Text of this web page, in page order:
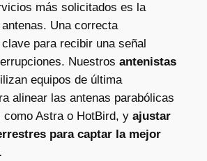
más solicitados es la
Una correcta
para recibir una señal
Nuestros antenistas
equipos de última
alinear las antenas parabólicas
como Astra o HotBird, y ajustar
para captar la mejor